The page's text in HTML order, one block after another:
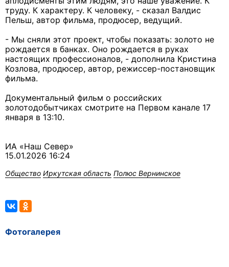
труду. К характеру. К человеку, - сказал Валдис
Пельш, автор фильма, продюсер, ведущий.
- Мы сняли этот проект, чтобы показать: золото не
рождается в банках. Оно рождается в руках
настоящих профессионалов, - дополнила Кристина
Козлова, продюсер, автор, режиссер-постановщик
фильма.
Документальный фильм о российских
золотодобытчиках смотрите на Первом канале 17
января в 13:10.
ИА «Наш Север»
15.01.2026 16:24
Общество Иркутская область Полюс Вернинское
Фотогалерея